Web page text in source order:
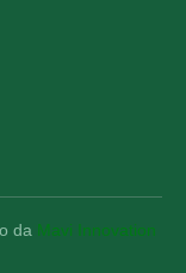
da Mavi Innovation